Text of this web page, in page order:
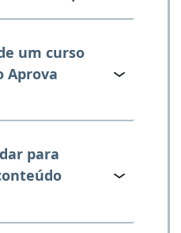
um curso
Aprova
para